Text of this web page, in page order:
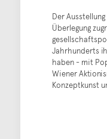
Der
Überlegung
Jahrhunderts
haben - mit
Wiener
Konzeptkunst